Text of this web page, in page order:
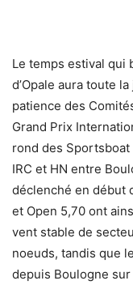
Le temps estival qui
d’Opale aura toute
patience des
Grand Prix
rond des
IRC et HN entre
déclenché en début
et Open 5,70 ont
vent stable de
noeuds, tandis que
depuis Boulogne sur